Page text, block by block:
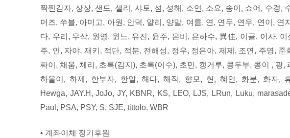
짝찐감자, 상상, 샌드, 샐리, 샤토, 섬, 성해, 소연, 소요, 송이, 쇼어, 수경,
머즈, 쑤블, 아미고, 아원, 안덕, 얄리, 양말, 여름, 연, 연두, 연우, 연이, 연
다, 우리, 우삭, 원영, 윈느, 유진, 윤주, 은비, 은하수, 異佳, 이글, 이사,
주, 인, 자야, 재키, 적단, 적분, 전해성, 정우, 정은아, 제제, 조연, 주영, 준
짜이, 채움, 체리, 초록(김지), 초록(이수), 초민, 캥거루, 콩두부, 콩이 , 팡,
하울이, 하제, 한부자, 한알, 해다, 해작, 향모, 현, 혜인, 화분, 화자,
Hewga, JAY.H, JoJo, JY, KBNR, KS, LEO, LJS, LRun, Luku,
Paul, PSA, PSY, S, SJE, tittolo, WBR
• 계좌이체 정기후원